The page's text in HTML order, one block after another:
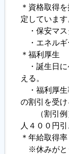
＊資格取得
定しています
・保安マス
・エネル
＊福利厚生
・誕生日に
える。
・福利厚生
の割引を受け
（割引例
人４００円
＊年給取得
※休みがと